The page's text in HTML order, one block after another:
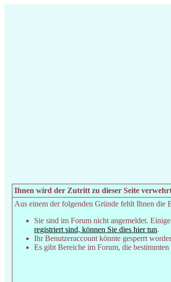
Ihnen wird der Zutritt zu dieser Seite
Aus einem der folgenden Gründe fehlt Ihnen die
Sie sind im Forum nicht angemeldet.
registriert sind, können Sie dies hier tun.
Ihr Benutzeraccount könnte gesperrt
Es gibt Bereiche im Forum, die